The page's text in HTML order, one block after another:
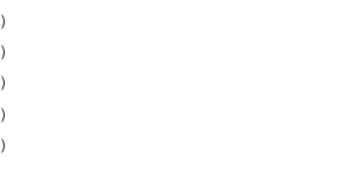
）
）
）
）
）